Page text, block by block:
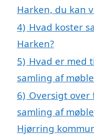
Harken, du kan
4) Hvad koster
Harken?
5) Hvad er med
samling af
6) Oversigt over
samling af
Hjørring